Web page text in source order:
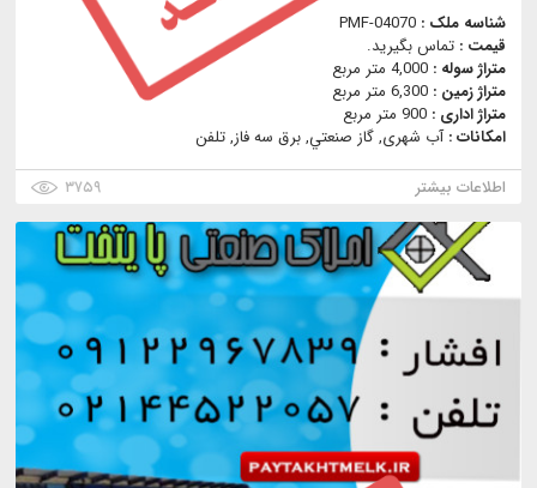
شناسه ملک : PMF-04070
قیمت : تماس بگیرید.
متراژ سوله : 4,000 متر مربع
متراژ زمین : 6,300 متر مربع
متراژ اداری : 900 متر مربع
امکانات :آب شهری, گاز صنعتي, برق سه فاز, تلفن
اطلاعات بیشتر
۳۷۵۹